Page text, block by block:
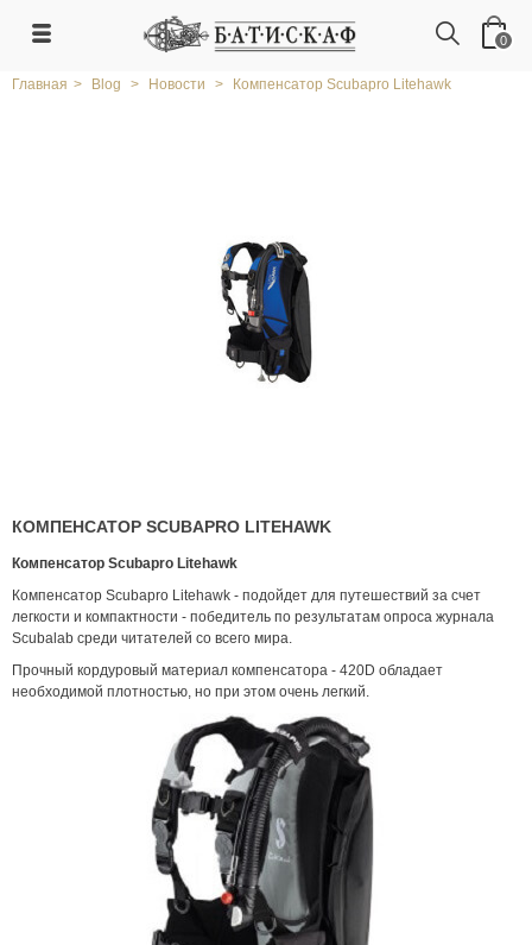
0
Главная > Blog > Новости > Компенсатор Scubapro Litehawk
КОМПЕНСАТОР SCUBAPRO LITEHAWK
Компенсатор Scubapro Litehawk
Компенсатор Scubapro Litehawk - подойдет для путешествий за счет
легкости и компактности - победитель по результатам опроса журнала
Scubalab среди читателей со всего мира.
Прочный кордуровый материал компенсатора - 420D обладает
необходимой плотностью, но при этом очень легкий.